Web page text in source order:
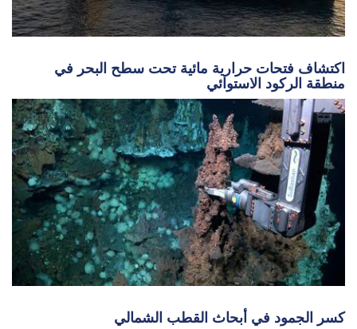
اكتشاف فتحات حرارية مائية تحت سطح البحر في
منطقة الركود الاستوائي
كسر الجمود في أبحاث القطب الشمالي